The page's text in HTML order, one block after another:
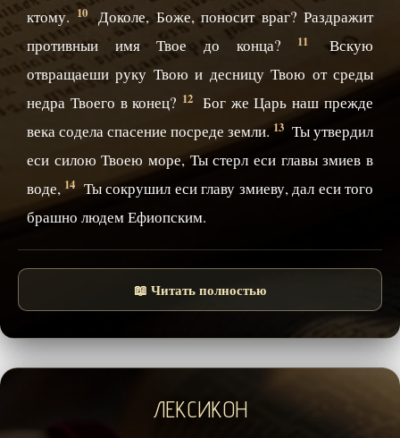
ктому. 10
Доколе, Боже, поносит враг? Раздражит
противныи имя Твое до конца?
11
Вскую
отвращаеши руку Твою и десницу Твою от среды
недра Твоего в конец? 12
Бог же Царь наш прежде
века содела спасение посреде земли. 13 Ты утвердил
еси силою Твоею море, Ты стерл еси главы змиев в
воде, 14 Ты сокрушил еси главу змиеву, дал еси того
брашно людем Ефиопским.
📖 Читать полностью
ЛЕКСИКОН